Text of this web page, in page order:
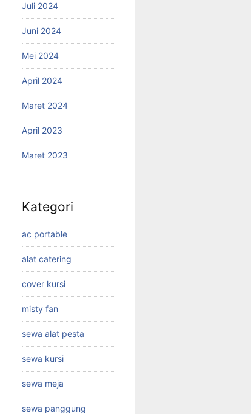
Juli 2024
Juni 2024
Mei 2024
April 2024
Maret 2024
April 2023
Maret 2023
Kategori
ac portable
alat catering
cover kursi
misty fan
sewa alat pesta
sewa kursi
sewa meja
sewa panggung